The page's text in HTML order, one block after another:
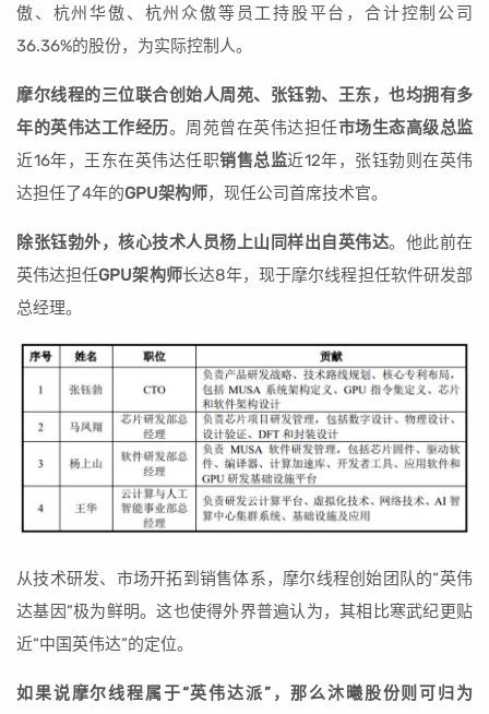
傲、杭州华傲、杭州众傲等员工持股平台，合计控制公司
36.36%的股份，为实际控制人。
摩尔线程的三位联合创始人周苑、张钰勃、王东，也均拥有多
年的英伟达工作经历。周苑曾在英伟达担任市场生态高级总监
近16年，王东在英伟达任职销售总监近12年，张钰勃则在英伟
达担任了4年的GPU架构师，现任公司首席技术官。
除张钰勃外，核心技术人员杨上山同样出自英伟达。他此前在
英伟达担任GPU架构师长达8年，现于摩尔线程担任软件研发部
总经理。
从技术研发、市场开拓到销售体系，摩尔线程创始团队的“英伟
达基因”极为鲜明。这也使得外界普遍认为，其相比寒武纪更贴
近“中国英伟达”的定位。
如果说摩尔线程属于“英伟达派”，那么沐曦股份则可归为